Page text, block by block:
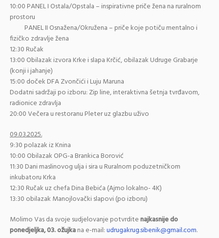
10:00 PANEL I Ostala/Opstala – inspirativne priče žena na ruralnom
prostoru
PANEL II Osnažena/Okružena – priče koje potiču mentalno i
fizičko zdravlje žena
12:30 Ručak
13:00 Obilazak izvora Krke i slapa Krčić, obilazak Udruge Grabarje
(konji i jahanje)
15:00 doček DFA Zvončići i Luju Maruna
Dodatni sadržaji po izboru: Zip line, interaktivna šetnja tvrđavom,
radionice zdravlja
20:00 Večera u restoranu Pleter uz glazbu uživo
09.03.2025.
9:30 polazak iz Knina
10:00 Obilazak OPG-a Brankica Borović
11:30 Dani maslinovog ulja i sira u Ruralnom poduzetničkom
inkubatoru Krka
12:30 Ručak uz chefa Dina Bebića (Ajmo lokalno- 4K)
13:30 obilazak Manojlovački slapovi (po izboru)
Molimo Vas da svoje sudjelovanje potvrditenajkasnije do
ponedjeljka, 03. ožujkana e-mail:udrugakrug.sibenik@gmail.com.